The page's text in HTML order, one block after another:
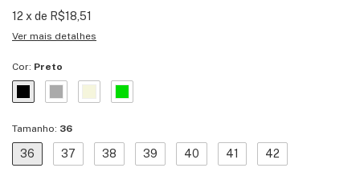
12 x de R$18,51
Ver mais detalhes
Cor: Preto
Tamanho: 36
36 37 38 39 40 41 42